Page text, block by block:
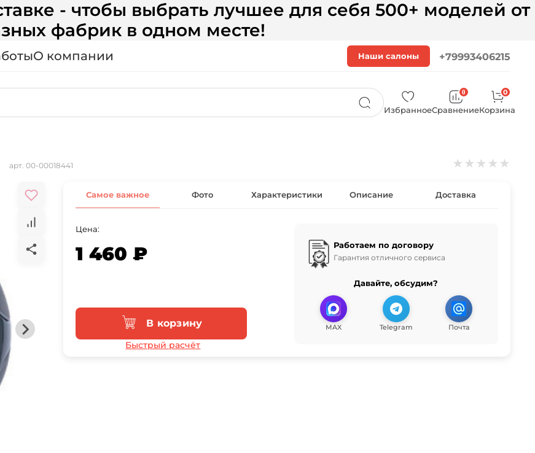
- чтобы выбрать лучшее для себя 500+ моделей от
фабрик в одном месте!
О компании Наши салоны +79993406215
Избранное
0
Сравнение
0
Корзина
арт. 00-00018441 ★ ★ ★ ★ ★
Самое важное Фото Характеристики Описание Доставка
Цена:
1 460 ₽
В корзину
Быстрый расчёт
Работаем по договору
Гарантия отличного сервиса
Давайте, обсудим?
MAX Telegram Почта